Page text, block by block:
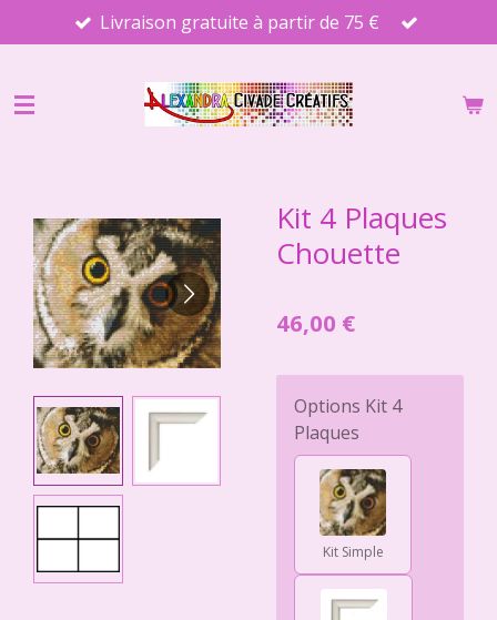
au
principal
Livraison gratuite à partir de 75 €
Kit 4 Plaques
Chouette
46,00 €
Options Kit 4
Plaques
Kit Simple